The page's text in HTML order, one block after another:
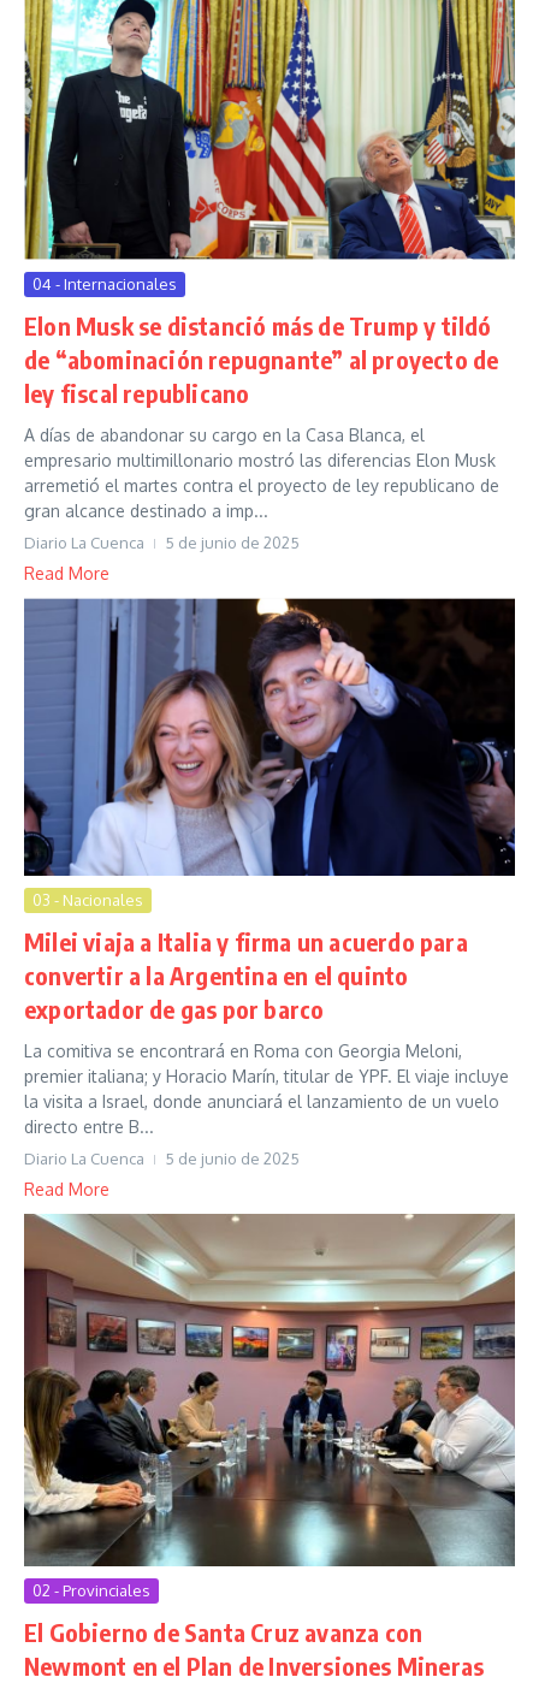
04 - Internacionales
Elon Musk se distanció más de Trump y tildó
de “abominación repugnante” al proyecto de
ley fiscal republicano
A días de abandonar su cargo en la Casa Blanca, el
empresario multimillonario mostró las diferencias Elon Musk
arremetió el martes contra el proyecto de ley republicano de
gran alcance destinado a imp...
Diario La Cuenca 5 de junio de 2025
Read More
03 - Nacionales
Milei viaja a Italia y firma un acuerdo para
convertir a la Argentina en el quinto
exportador de gas por barco
La comitiva se encontrará en Roma con Georgia Meloni,
premier italiana; y Horacio Marín, titular de YPF. El viaje incluye
la visita a Israel, donde anunciará el lanzamiento de un vuelo
directo entre B...
Diario La Cuenca 5 de junio de 2025
Read More
02 - Provinciales
El Gobierno de Santa Cruz avanza con
Newmont en el Plan de Inversiones Mineras